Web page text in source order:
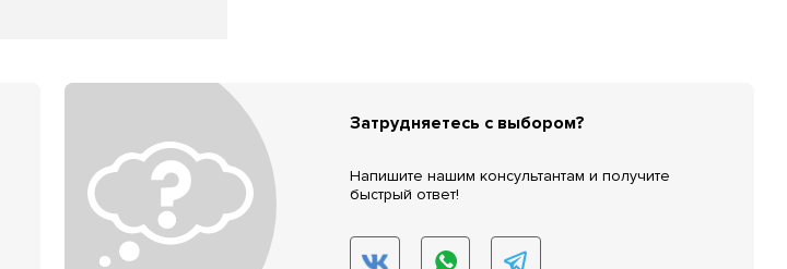
Затрудняетесь с выбором?
Напишите нашим консультантам и получите
быстрый ответ!